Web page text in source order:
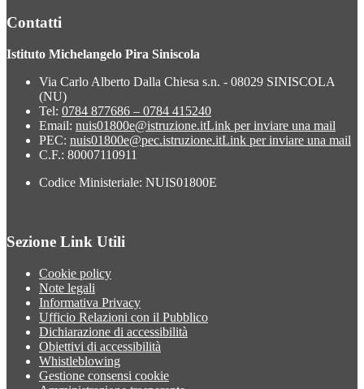
Contatti
Istituto Michelangelo Pira Siniscola
Via Carlo Alberto Dalla Chiesa s.n. - 08029 SINISCOLA
(NU)
Tel: 0784 877686 – 0784 415240
Email: nuis01800e@istruzione.itLink per inviare una mail
PEC: nuis01800e@pec.istruzione.itLink per inviare una mail
C.F.: 80007110911
Codice Ministeriale: NUIS01800E
Sezione Link Utili
Cookie policy
Note legali
Informativa Privacy
Ufficio Relazioni con il Pubblico
Dichiarazione di accessibilità
Obiettivi di accessibilità
Whistleblowing
Gestione consensi cookie